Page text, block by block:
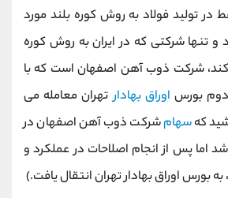
در تولید فولاد به روش کوره بلند مورد
و تنها شرکتی که در ایران به روش کوره
کند، شرکت ذوب آهن اصفهان است که با
دوم بورس اوراق بهادارتهران معامله می
کهسهامشرکت ذوب آهن اصفهان در
اما پس از انجام اصلاحات در عملکرد و
بورس اوراق بهادار تهران انتقال یافت.)